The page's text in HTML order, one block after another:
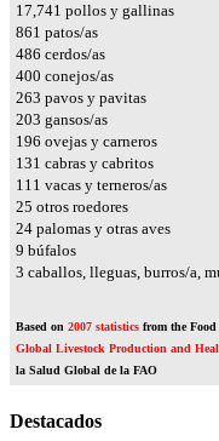
19,589 pollos y gallinas
950 patos/as
536 cerdos/as
442 conejos/as
290 pavos y pavitas
224 gansos/as
216 ovejas y carneros
145 cabras y cabritos
123 vacas y terneros/as
27 otros roedores
26 palomas y otras aves
10búfalos
4 caballos, lleguas, burros/a,
Based on 2007 statistics from the
Global Livestock Production and
la Salud Global de la FAO
Destacados